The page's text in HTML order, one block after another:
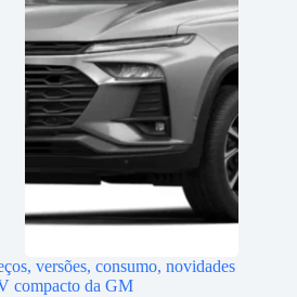
versões, consumo, novidades
compacto da GM